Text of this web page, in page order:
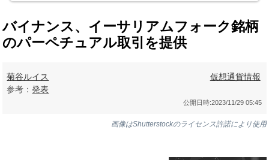
バイナンス、イーサリアムフォーク銘柄
のパーペチュアル取引を提供
菊谷ルイス
参考：発表
仮想通貨情報
公開日時:2023/11/29 05:45
画像はShutterstockのライセンス許諾により使用